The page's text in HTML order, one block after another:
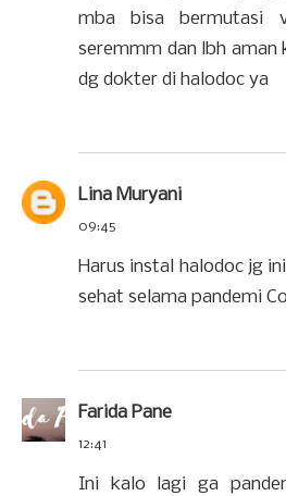
mba bisa bermutasi
seremmm dan lbh aman
dg dokter di halodoc ya
Lina Muryani
09:45
Harus instal halodoc jg
sehat selama pandemi
Farida Pane
12:41
Ini kalo lagi ga